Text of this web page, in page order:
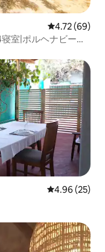
レビュー69
4.72 (69)
室|ポルヘナビーチ
レビュー25
4.96 (25)